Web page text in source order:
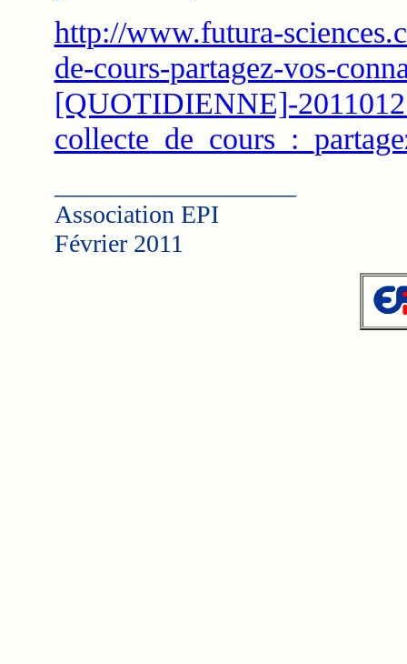
http://www.futura-
de-cours-partagez-vos-
[QUOTIDIENNE]-
Association EPI
Février 2011